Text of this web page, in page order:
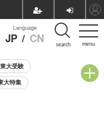
menu
Language
JP / CN search
東大受験
大特集